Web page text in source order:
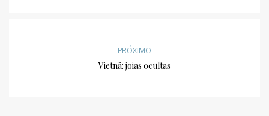
PRÓXIMO
Vietnã: joias ocultas